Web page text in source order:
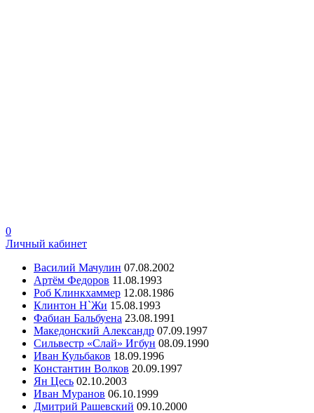
0
Личный кабинет
Василий Мачулин 07.08.2002
Артём Федоров 11.08.1993
Роб Клинкхаммер 12.08.1986
Клинтон Н`Жи 15.08.1993
Фабиан Бальбуена 23.08.1991
Македонский Александр 07.09.1997
Сильвестр «Слай» Игбун 08.09.1990
Иван Кульбаков 18.09.1996
Константин Волков 20.09.1997
Ян Цесь 02.10.2003
Иван Муранов 06.10.1999
Дмитрий Рашевский 09.10.2000